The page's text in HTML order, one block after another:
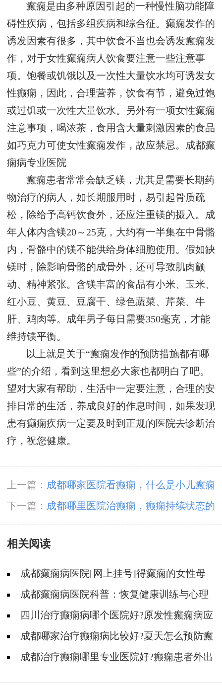
癫痫是由多种原因引起的一种慢性脑功能障
碍性疾病，包括多组疾病和综合征。癫痫发作的
诱发因素有很多，其中饮食不当也会诱发癫痫发
作，对于女性癫痫病人饮食要注意一些注意事
项。饱餐或饥饿以及一次性大量饮水均可诱发女
性癫痫，因此，合理营养，饮食有节，避免过饱
或过饥或一次性大量饮水。另外有一项女性癫痫
注意事项，喝浓茶，食用含大量刺激因素的食品
如巧克力可使女性癫痫发作，故应禁忌。 成都癫
痫病专业医院
癫痫患者常常会缺乏镁，尤其是需要长期药
物治疗的病人，如长期服用时，易引起骨质疏
松，除给予高钙饮食外，还应注重镁的摄入。成
年人体内含镁20～25克，大约有一半集在中骨骼
内，骨骼中的镁不能供给身体细胞使用。假如缺
镁时，除影响骨骼的成骨外，还可导致肌肉颤
动、精神紧张。含镁丰富的食品有小米、玉米、
红小豆、黄豆、豆腐干、绿色蔬菜、芹菜、牛
肝、鸡肉等。成年男子每日需要350毫克，才能
维持镁平衡。
以上就是关于“癫痫发作的预防措施都有哪
些”的介绍，看到这里想必大家也都明白了吧。
望对大家有帮助，生活中一定要注意，合理的安
排日常的生活，养成良好的作息时间，如果发现
患有癫痫疾病一定要及时到正规的医院去诊断治
疗，祝您健康。
上一篇： 成都哪家医院看癫痫，什么是小儿癫痫
病?
下一篇： 成都哪里医院治癫痫，癫痫持续状态的
急救是什么?
相关阅读
成都癫痫病医院[网上挂号]得癫痫的女性母
乳喂养时要注意什么?
成都癫痫病医院科普：恢复健康训练与心理
支持！四川治疗癫痫病哪个医院好?原发性癫痫病应
该怎么护理?
成都哪家治疗癫痫病比较好?夏天怎么预防癫
痫疾病?
成都治疗癫痫哪里专业医院好?癫痫患者外出